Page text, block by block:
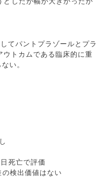
てパントプラゾールとプラ
トカムである臨床的に重
い。
死亡で評価
検出価値はない